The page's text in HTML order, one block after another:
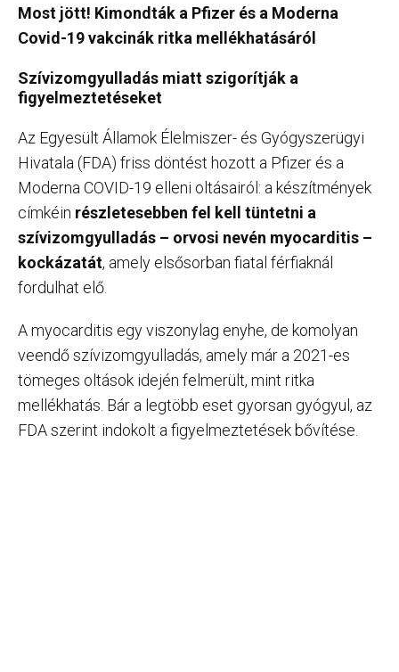
Most jött! Kimondták a Pfizer és a Moderna
Covid-19 vakcinák ritka mellékhatásáról
Szívizomgyulladás miatt szigorítják a
figyelmeztetéseket
Az Egyesült Államok Élelmiszer- és Gyógyszerügyi
Hivatala (FDA) friss döntést hozott a Pfizer és a
Moderna COVID-19 elleni oltásairól: a készítmények
címkéin részletesebben fel kell tüntetni a
szívizomgyulladás – orvosi nevén myocarditis –
kockázatát, amely elsősorban fiatal férfiaknál
fordulhat elő.
A myocarditis egy viszonylag enyhe, de komolyan
veendő szívizomgyulladás, amely már a 2021-es
tömeges oltások idején felmerült, mint ritka
mellékhatás. Bár a legtöbb eset gyorsan gyógyul, az
FDA szerint indokolt a figyelmeztetések bővítése.